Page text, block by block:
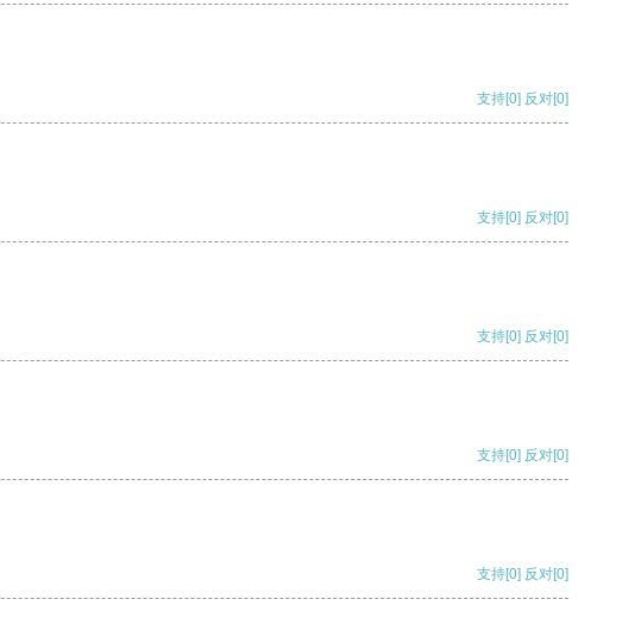
支持[0] 反对[0]
支持[0] 反对[0]
支持[0] 反对[0]
支持[0] 反对[0]
支持[0] 反对[0]